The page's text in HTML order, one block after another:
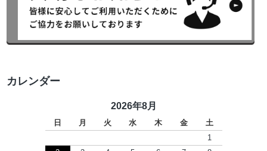
カレンダー
2026年8月
日 月 火 水 木 金
土
1